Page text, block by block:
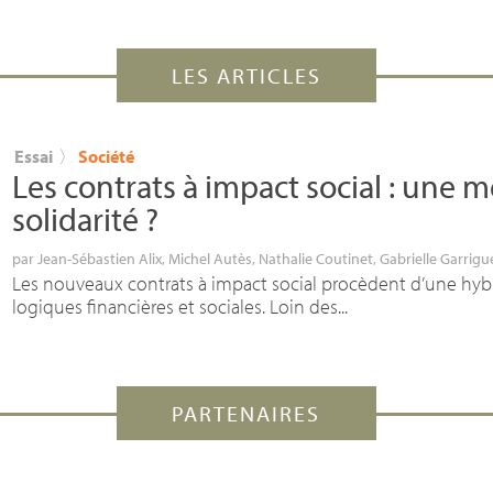
LES ARTICLES
Essai 〉 Société
Les contrats à impact social : une
solidarité ?
parJean-Sébastien Alix, Michel Autès, Nathalie Coutinet, Gabrielle
Les nouveaux contrats à impact social procèdent d’une
logiques financières et sociales. Loin des...
PARTENAIRES